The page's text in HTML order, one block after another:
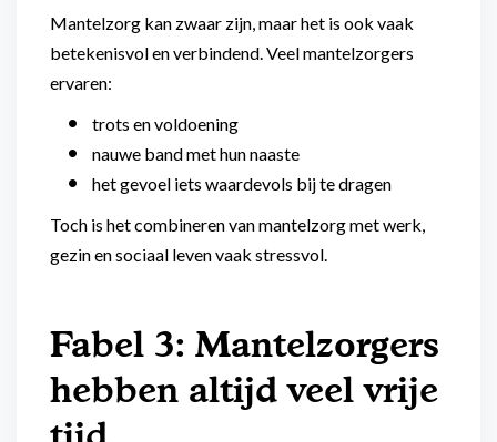
Mantelzorg kan zwaar zijn, maar het is ook vaak
betekenisvol en verbindend. Veel mantelzorgers
ervaren:
trots en voldoening
nauwe band met hun naaste
het gevoel iets waardevols bij te dragen
Toch is het combineren van mantelzorg met werk,
gezin en sociaal leven vaak stressvol.
Fabel 3: Mantelzorgers
hebben altijd veel vrije